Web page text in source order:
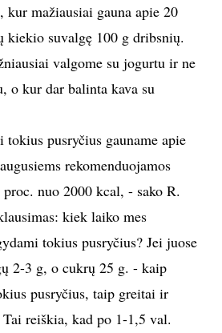
kur mažiausiai gauna apie 20
kiekio suvalgę 100 g dribsnių.
valgome su jogurtu ir ne
o kur dar balinta kava su
pusryčius gauname apie
rekomenduojamos
nuo 2000 kcal, - sako R.
kiek laiko mes
tokius pusryčius? Jei juose
2-3 g, o cukrų 25 g. - kaip
pusryčius, taip greitai ir
reiškia, kad po 1-1,5 val.